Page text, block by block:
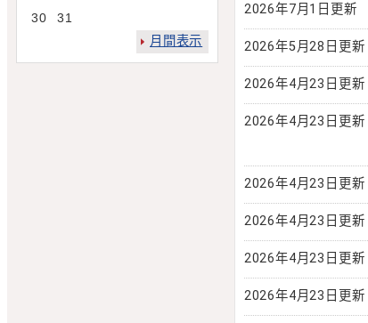
2026年7月1日更新
2026年5月28日更新
2026年4月23日更新
2026年4月23日更新
2026年4月23日更新
2026年4月23日更新
2026年4月23日更新
2026年4月23日更新
30
31
月間表示